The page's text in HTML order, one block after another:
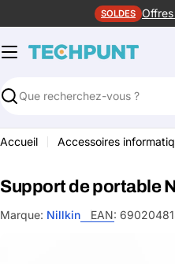
au
contenu
SOLDES
Rechercher
Accueil Accessoires
Support de portable
Marque: Nillkin EAN: